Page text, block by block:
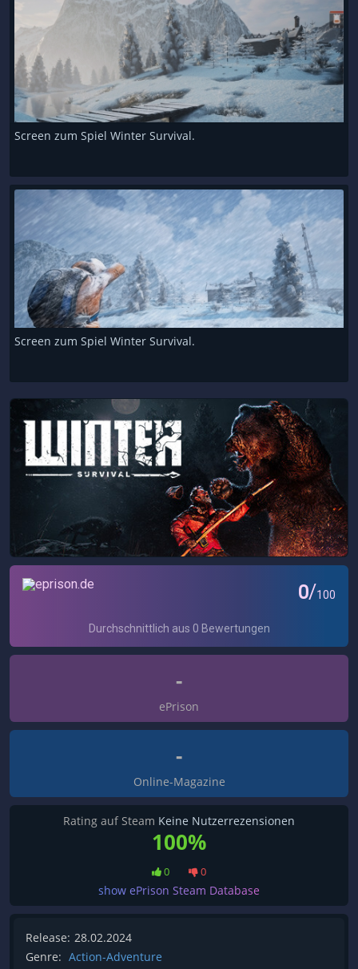
Screen zum Spiel Winter Survival.
Screen zum Spiel Winter Survival.
-
ePrison
-
Online-Magazine
Rating auf Steam Keine Nutzerrezensionen
100%
0 0
show ePrison Steam Database
Release: 28.02.2024
Genre: Action-Adventure